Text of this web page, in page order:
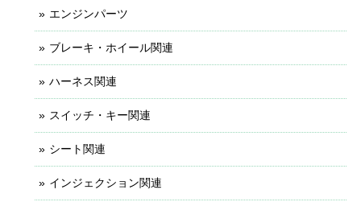
エンジンパーツ
ブレーキ・ホイール関連
ハーネス関連
スイッチ・キー関連
シート関連
インジェクション関連